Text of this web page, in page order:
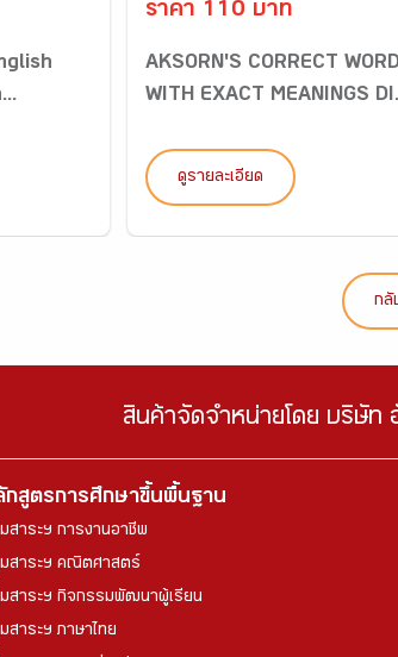
ราคา 110 บาท
AKSORN'S CORRECT
WITH EXACT MEANINGS
ดูรายละเอียด
กลั
สินค้าจัดจำหน่ายโดย บริษัท
กสูตรการศึกษาขึ้นพื้นฐาน
สาระฯ การงานอาชีพ
สาระฯ คณิตศาสตร์
สาระฯ กิจกรรมพัฒนาผู้เรียน
สาระฯ ภาษาไทย